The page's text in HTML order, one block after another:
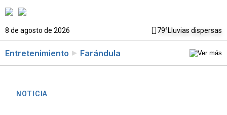
8 de agosto de 2026 79°Lluvias dispersas
Entretenimiento Farándula
NOTICIA